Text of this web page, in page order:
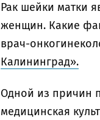
Рак шейки матки
женщин. Какие
врач-
Калининград».
Одной из причин
медицинская